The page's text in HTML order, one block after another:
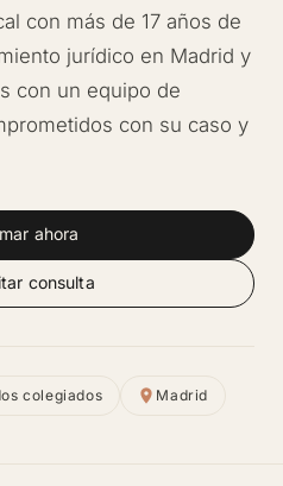
con más de 17 años de
jurídico en Madrid y
con un equipo de
con su caso y
ahora
consulta
colegiados Madrid